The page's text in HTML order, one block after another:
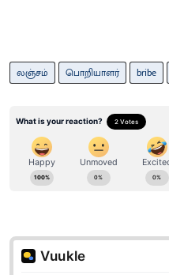
லஞ்சம் பொறியாளர் bribe